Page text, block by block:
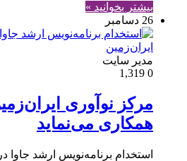
بیشتر بخوانید »
26 دسامبر
مدير سايت
0
مرکز نوآوری
همکاری می‌نماید
استخدام برنامه‌نویس ارشد جاوا